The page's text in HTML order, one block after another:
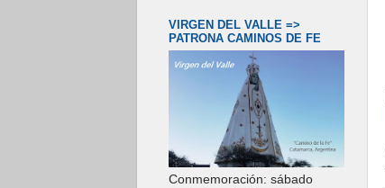
VIRGEN DEL VALLE =>
PATRONA CAMINOS DE FE
Conmemoración: sábado